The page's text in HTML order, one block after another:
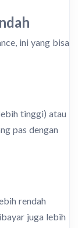
ini yang bisa
tinggi) atau
pas dengan
rendah
juga lebih